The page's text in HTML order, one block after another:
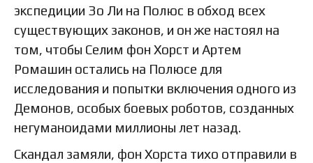
экспедиции Зо Ли на Полюс в обход всех
существующих законов, и он же настоял на
том, чтобы Селим фон Хорст и Артем
Ромашин остались на Полюсе для
исследования и попытки включения одного из
Демонов, особых боевых роботов, созданных
негуманоидами миллионы лет назад.
Скандал замяли, фон Хорста тихо отправили в